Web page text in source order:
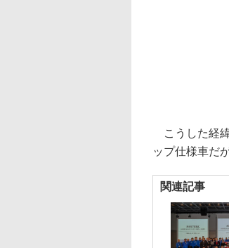
こうした経
ップ仕様車だ
関連記事